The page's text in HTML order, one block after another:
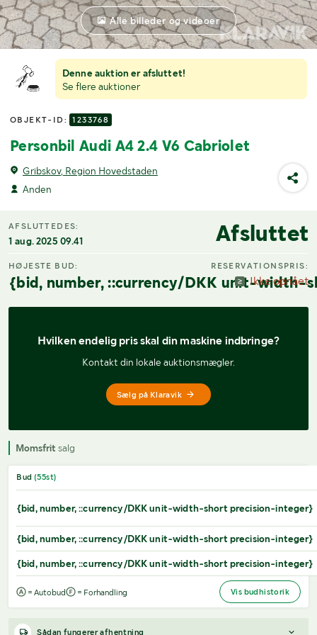
Denne auktion er afsluttet!
Se flere auktioner
OBJEKT-ID: 1233768
Personbil Audi A4 2.4 V6 Cabriolet
Gribskov, Region Hovedstaden
Anden
Alle billeder og videoer
AFSLUTTEDES:
1 aug. 2025 09.41 Afsluttet
HØJESTE BUD:
{bid, number, ::currency/DKK unit-width-
RESERVATIONSPRIS:
Ikke opnået
Hvilken endelig pris skal din maskine indbringe?
Kontakt din lokale auktionsmægler.
Sælg på Klaravik
Momsfrit salg
Bud (55st)
{bid, number, ::currency/DKK unit-width-short precision-integer}
{bid, number, ::currency/DKK unit-width-short precision-integer}
{bid, number, ::currency/DKK unit-width-short precision-integer}
= Autobud = Forhandling Vis budhistorik
Sådan fungerer afhentning